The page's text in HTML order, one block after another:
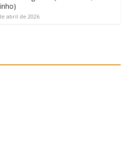
abril de 2026